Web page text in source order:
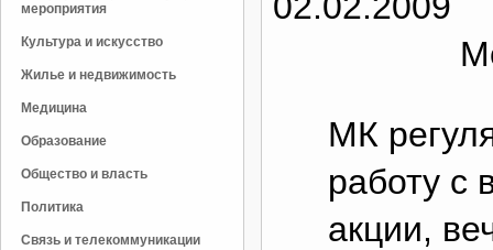
мероприятия
Культура и искусство
Жилье и недвижимость
Медицина
Образование
Общество и власть
Политика
Связь и телекоммуникации
МК
работу с
акции,